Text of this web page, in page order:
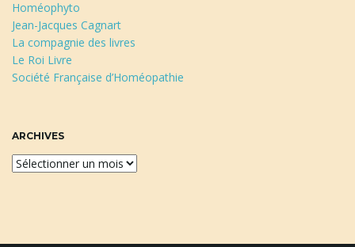
Homéophyto
Jean-Jacques Cagnart
La compagnie des livres
Le Roi Livre
Société Française d’Homéopathie
ARCHIVES
A